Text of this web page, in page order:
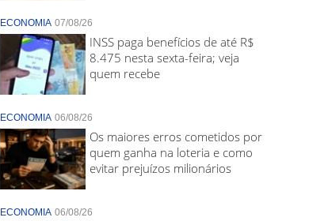
ECONOMIA 07/08/26
INSS paga benefícios de até R$
8.475 nesta sexta-feira; veja
quem recebe
ECONOMIA 06/08/26
Os maiores erros cometidos por
quem ganha na loteria e como
evitar prejuízos milionários
ECONOMIA 06/08/26